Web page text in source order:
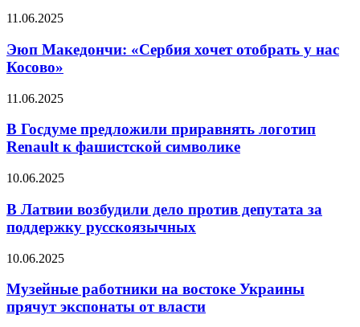
11.06.2025
Эюп Македончи: «Сербия хочет отобрать у нас
Косово»
11.06.2025
В Госдуме предложили приравнять логотип
Renault к фашистской символике
10.06.2025
В Латвии возбудили дело против депутата за
поддержку русскоязычных
10.06.2025
Музейные работники на востоке Украины
прячут экспонаты от власти